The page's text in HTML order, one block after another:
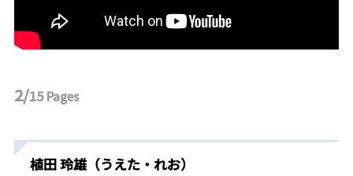
2/15Pages
植田 玲雄（うえた・れお）